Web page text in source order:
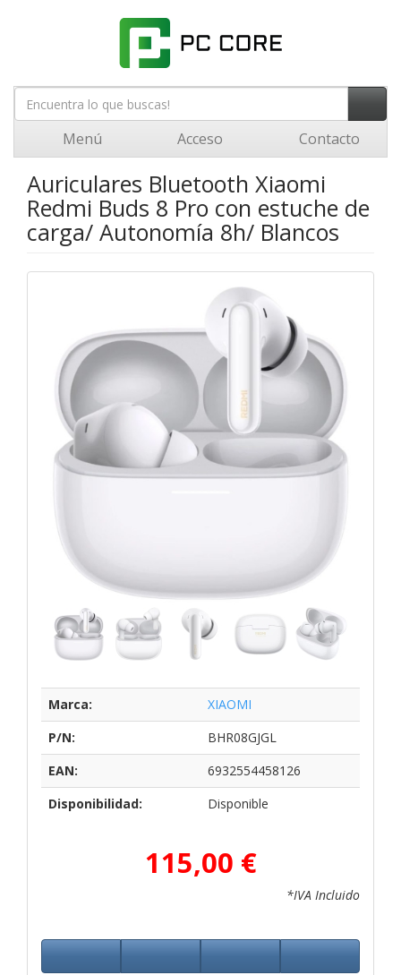
Menú Acceso Contacto
Auriculares Bluetooth Xiaomi
Redmi Buds 8 Pro con estuche de
carga/ Autonomía 8h/ Blancos
Marca:
XIAOMI
P/N:
BHR08GJGL
EAN:
6932554458126
Disponibilidad:
Disponible
115,00 €
*IVA Incluido